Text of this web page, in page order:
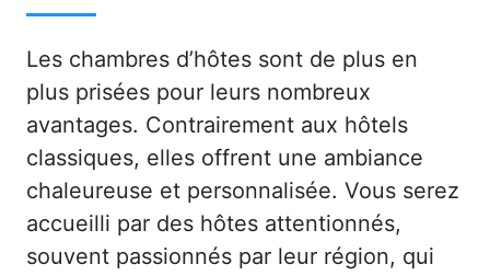
Les chambres d’hôtes sont de plus en
plus prisées pour leurs nombreux
avantages. Contrairement aux hôtels
classiques, elles offrent une ambiance
chaleureuse et personnalisée. Vous serez
accueilli par des hôtes attentionnés,
souvent passionnés par leur région, qui